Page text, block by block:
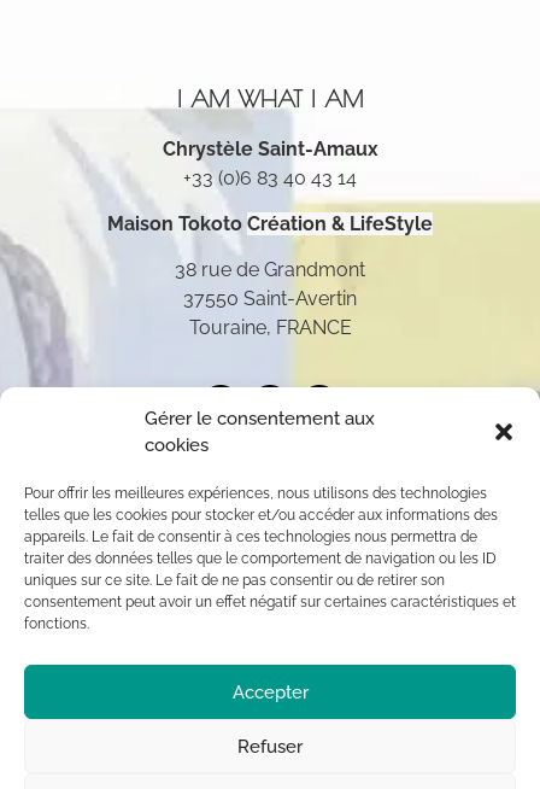
Gérer le consentement aux
cookies
Pour offrir les meilleures expériences, nous utilisons des technologies
telles que les cookies pour stocker et/ou accéder aux informations des
appareils. Le fait de consentir à ces technologies nous permettra de
traiter des données telles que le comportement de navigation ou les ID
uniques sur ce site. Le fait de ne pas consentir ou de retirer son
consentement peut avoir un effet négatif sur certaines caractéristiques et
fonctions.
Accepter
Refuser
I AM WHAT I AM
Chrystèle Saint-Amaux
+33 (0)6 83 40 43 14
Maison Tokoto Création & LifeStyle
38 rue de Grandmont
37550 Saint-Avertin
Touraine, FRANCE
Toutes les oeuvres présentées sur ce site appartiennent
exclusivement à l’auteur (sauf mention contraire) aux
termes des articles L 111-1 et L112-1 du code de la
Propriété Intellectuelle. Par conséquent, toute